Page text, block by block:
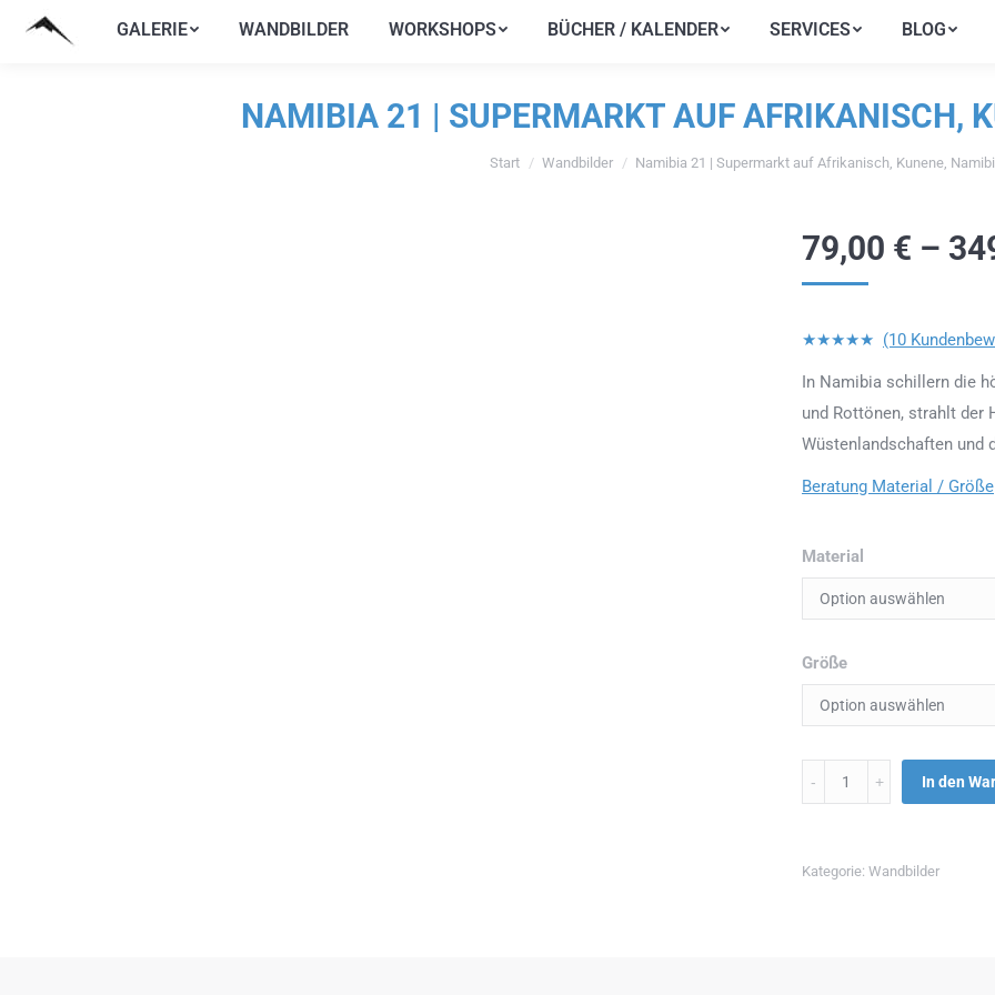
GALERIE WANDBILDER WORKSHOPS BÜCHER / KALENDER SERVICES BLOG
NAMIBIA 21 | SUPERMARKT AUF AFRIKANISCH,
Sie befinden sich hier:
Start Wandbilder Namibia 21 | Supermarkt auf Afrikanisch, Kunene,
79,00 € –
★★★★★ (10
In Namibia schillern die
und Rottönen, strahlt der
Wüstenlandschaften und
Beratung Material / Größe
Material
Größe
Menge In den
Kategorie: Wandbilder
GALERIE WANDBILDER WORKSHOPS BÜCHER / KALENDER SERVICES BLOG